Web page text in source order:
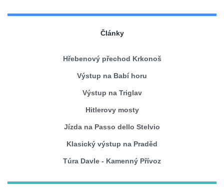
Články
Hřebenový přechod Krkonoš
Výstup na Babí horu
Výstup na Triglav
Hitlerovy mosty
Jízda na Passo dello Stelvio
Klasický výstup na Praděd
Túra Davle - Kamenný Přívoz